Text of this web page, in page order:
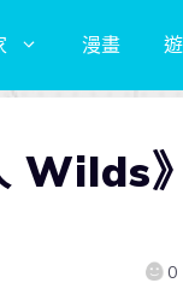
漫畫
Wilds
0